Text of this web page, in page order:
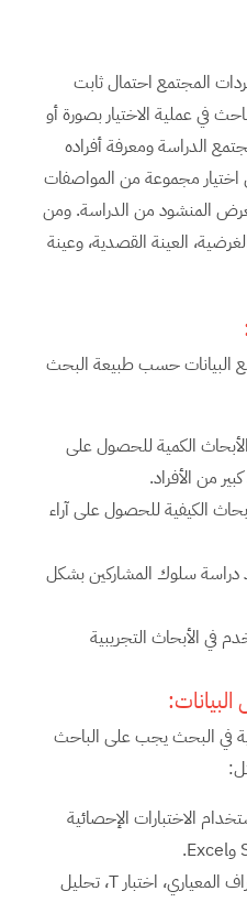
المجتمع احتمال ثابت
في عملية الاختيار بصورة أو
الدراسة ومعرفة أفراده
اختيار مجموعة من المواصفات
المنشود من الدراسة. ومن
العينة القصدية، وعينة
البيانات حسب طبيعة البحث
الكمية للحصول على
من الأفراد.
الكيفية للحصول على آراء
سلوك المشاركين بشكل
في الأبحاث التجريبية
في البحث يجب على الباحث
الاختبارات الإحصائية
حساب المتوسطات، الانحراف المعياري، اختبار T، تحليل